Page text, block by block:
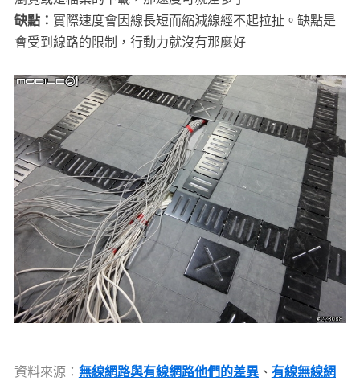
缺點： 實際速度會因線長短而縮減線經不起拉扯。缺點是
會受到線路的限制，行動力就沒有那麼好
資料來源： 無線網路與有線網路他們的差異、 有線無線網